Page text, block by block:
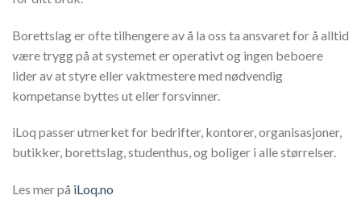
Borettslag er ofte tilhengere av å la oss ta ansvaret for å alltid
være trygg på at systemet er operativt og ingen beboere
lider av at styre eller vaktmestere med nødvendig
kompetanse byttes ut eller forsvinner.
iLoq passer utmerket for bedrifter, kontorer,organisasjoner,
butikker, borettslag, studenthus,og boliger i alle størrelser.
Les mer på iLoq.no